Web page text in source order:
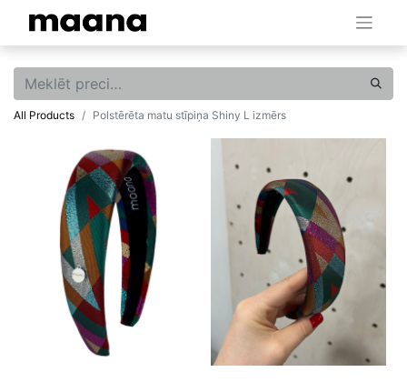
All Products Polstērēta matu stīpiņa Shiny L izmērs